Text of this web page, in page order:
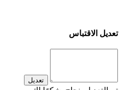
تعديل الاقتباس
تعديل